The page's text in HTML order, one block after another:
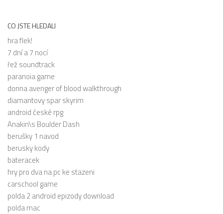
CO JSTE HLEDALI
hra flek!
7 dní a 7 nocí
řež soundtrack
paranoia game
donna avenger of blood walkthrough
diamantovy spar skyrim
android české rpg
Anakin\s Boulder Dash
berušky 1 navod
berusky kody
bateracek
hry pro dva na pc ke stazeni
carschool game
polda 2 android epizody download
polda mac